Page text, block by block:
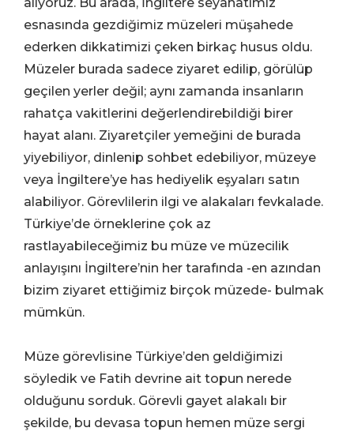
alıyoruz. Bu arada, İngiltere seyahatimiz
esnasında gezdiğimiz müzeleri müşahede
ederken dikkatimizi çeken birkaç husus oldu.
Müzeler burada sadece ziyaret edilip, görülüp
geçilen yerler değil; aynı zamanda insanların
rahatça vakitlerini değerlendirebildiği birer
hayat alanı. Ziyaretçiler yemeğini de burada
yiyebiliyor, dinlenip sohbet edebiliyor, müzeye
veya İngiltere’ye has hediyelik eşyaları satın
alabiliyor. Görevlilerin ilgi ve alakaları fevkalade.
Türkiye’de örneklerine çok az
rastlayabileceğimiz bu müze ve müzecilik
anlayışını İngiltere’nin her tarafında -en azından
bizim ziyaret ettiğimiz birçok müzede- bulmak
mümkün.
Müze görevlisine Türkiye’den geldiğimizi
söyledik ve Fatih devrine ait topun nerede
olduğunu sorduk. Görevli gayet alakalı bir
şekilde, bu devasa topun hemen müze sergi